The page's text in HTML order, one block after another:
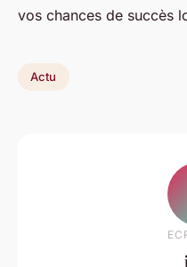
vos chances de succès
Actu